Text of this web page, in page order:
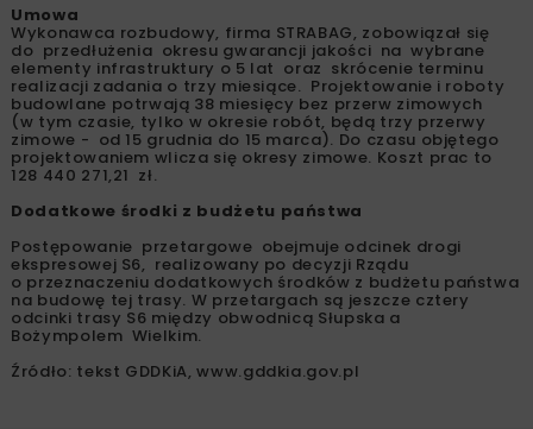
Umowa
Wykonawca rozbudowy, firma STRABAG, zobowiązał się
do przedłużenia okresu gwarancji jakości na wybrane
elementy infrastruktury o 5 lat oraz skrócenie terminu
realizacji zadania o trzy miesiące. Projektowanie i roboty
budowlane potrwają 38 miesięcy bez przerw zimowych
(w tym czasie, tylko w okresie robót, będą trzy przerwy
zimowe - od 15 grudnia do 15 marca). Do czasu objętego
projektowaniem wlicza się okresy zimowe. Koszt prac to
128 440 271,21 zł.
Dodatkowe środki z budżetu państwa
Postępowanie przetargowe obejmuje odcinek drogi
ekspresowej S6, realizowany po decyzji Rządu
o przeznaczeniu dodatkowych środków z budżetu państwa
na budowę tej trasy. W przetargach są jeszcze cztery
odcinki trasy S6 między obwodnicą Słupska a
Bożympolem Wielkim.
Źródło: tekst GDDKiA, www.gddkia.gov.pl